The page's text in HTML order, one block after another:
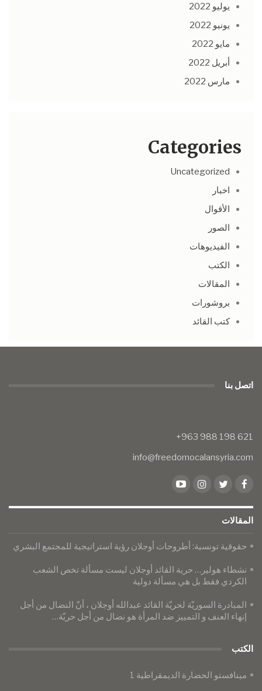
يوليو 2022
يونيو 2022
مايو 2022
أبريل 2022
مارس 2022
Categories
Uncategorized
اخبار
الأقوال
الصور
الفيديوهات
الكتب
المقالات
بروشورات
كتب القائد
اتصل بنا
info@freedomocalansyria.com
المقالات
حقوقية تونسية: أطروحات أوجلان رؤية استراتيجية للمجتمع البشري
نشطاء هولير… حرية القائد أوجلان ليست مسألة تخص الشعب
الكردي فقط بل هي مسألة دولية
المبادرة السوريّة لحريّة القائد عبدالله أوجلان ، أنّ النضال من أجل
إنهاء العنف و التمييز ضد المرأة هو نضال من أجل حريّة…
الكتب
مينافستو الحضارة الديمقراطية 1